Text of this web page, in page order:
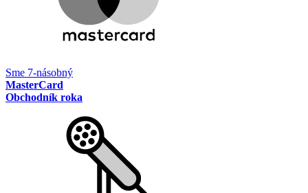
Sme 7-násobný
MasterCard
Obchodník roka